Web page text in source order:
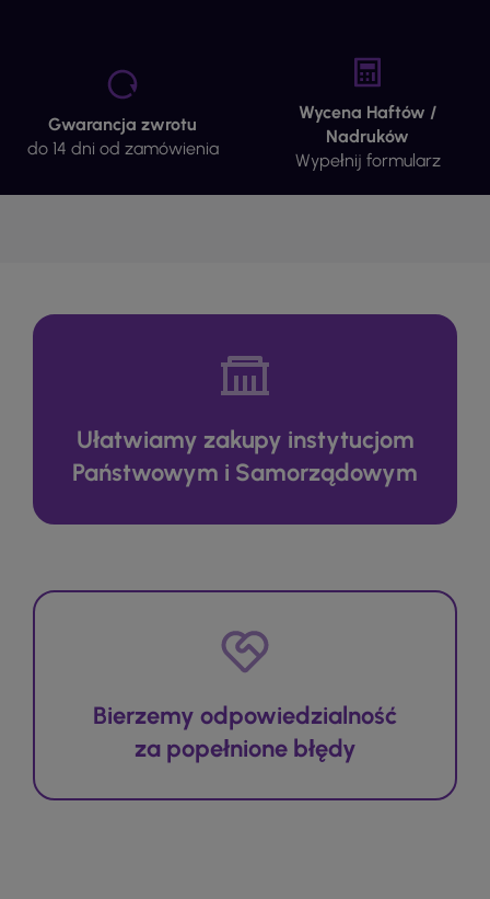
Gwarancja zwrotu
do 14 dni od zamówienia
Wycena Haftów /
Nadruków
Wypełnij formularz
Ułatwiamy zakupy instytucjom
Państwowym i Samorządowym
Bierzemy odpowiedzialność
za popełnione błędy